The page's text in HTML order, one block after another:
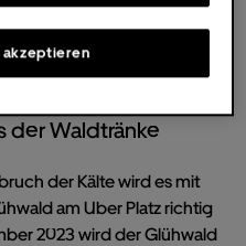
Berlin
der Waldtränke
der Kälte wird es mit
am Uber Platz richtig
2023 wird der Glühwald